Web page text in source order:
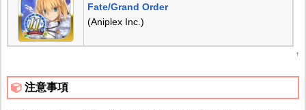
Fate/Grand Order
(Aniplex Inc.)
↑
注意事項